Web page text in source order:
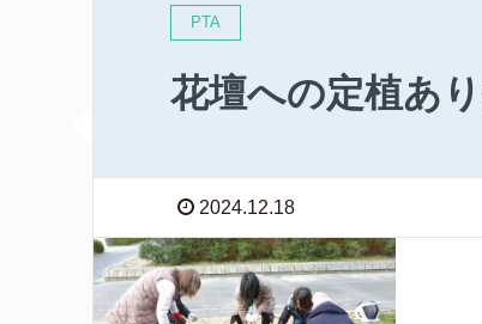
PTA
花壇への定植あ
2024.12.18